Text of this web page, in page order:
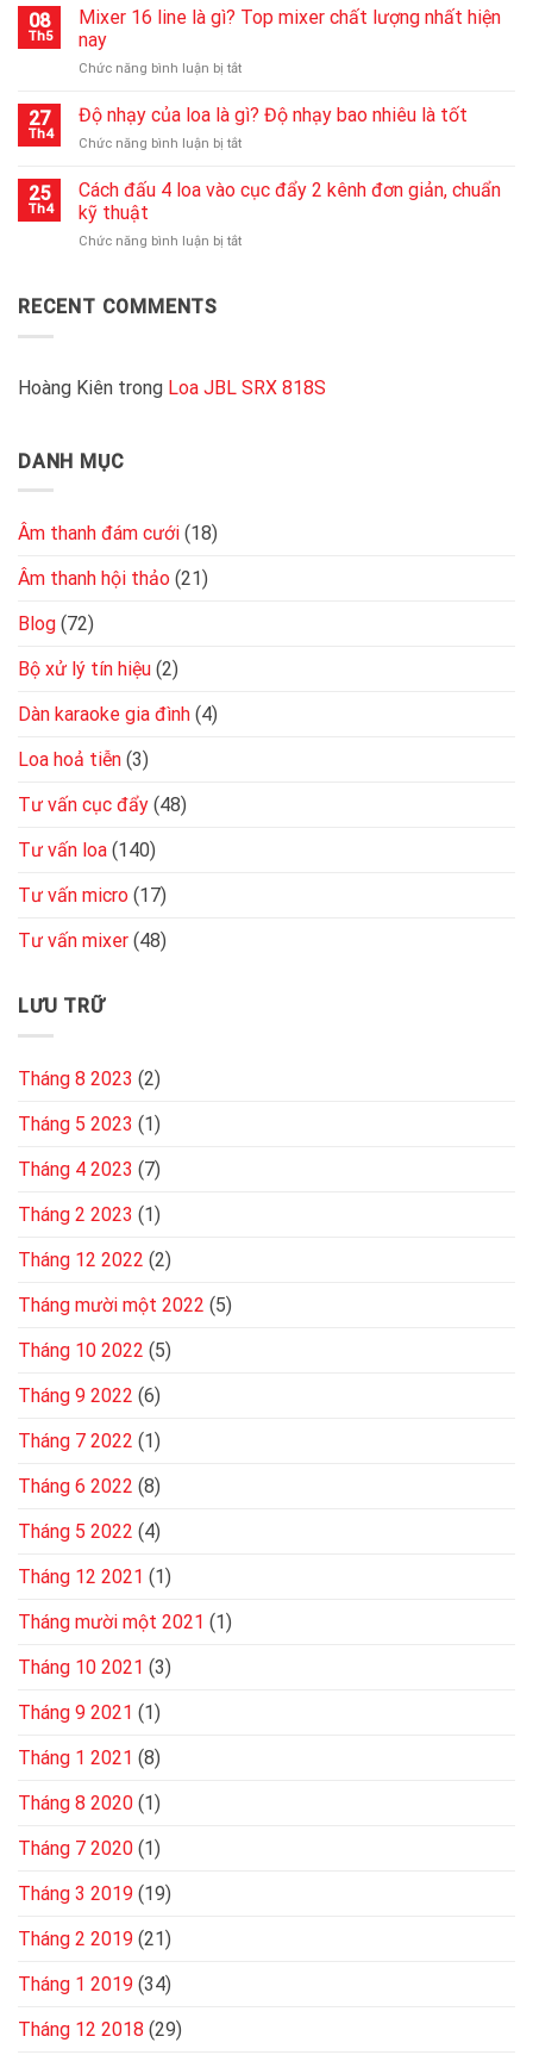
nguồn
nhất
đẩy
công
2000w
gì?
nghiệm
cục
08
Th5
Mixer 16 line là gì? Top mixer chất lượng nhất hiện
nay
Chức năng bình luận bị tắtở
16
line
là
Top
lượng
27
Th4
Độ nhạy của loa là gì? Độ nhạy bao nhiêu là tốt
Chức năng bình luận bị tắtở
nhạy
của
là
tốt
25
Th4
Cách đấu 4 loa vào cục đẩy 2 kênh đơn giản, chuẩn
kỹ thuật
Chức năng bình luận bị tắtở
đẩy
RECENT COMMENTS
Hoàng Kiên trong Loa JBL SRX 818S
DANH MỤC
Âm thanh đám cưới (18)
Âm thanh hội thảo (21)
Blog (72)
Bộ xử lý tín hiệu (2)
Dàn karaoke gia đình (4)
Loa hoả tiễn (3)
Tư vấn cục đẩy (48)
Tư vấn loa (140)
Tư vấn micro (17)
Tư vấn mixer (48)
LƯU TRỮ
Tháng 8 2023 (2)
Tháng 5 2023 (1)
Tháng 4 2023 (7)
Tháng 2 2023 (1)
Tháng 12 2022 (2)
Tháng mười một 2022 (5)
Tháng 10 2022 (5)
Tháng 9 2022 (6)
Tháng 7 2022 (1)
Tháng 6 2022 (8)
Tháng 5 2022 (4)
Tháng 12 2021 (1)
Tháng mười một 2021 (1)
Tháng 10 2021 (3)
Tháng 9 2021 (1)
Tháng 1 2021 (8)
Tháng 8 2020 (1)
Tháng 7 2020 (1)
Tháng 3 2019 (19)
Tháng 2 2019 (21)
Tháng 1 2019 (34)
Tháng 12 2018 (29)